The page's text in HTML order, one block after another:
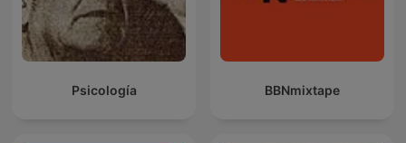
Psicología BBNmixtape